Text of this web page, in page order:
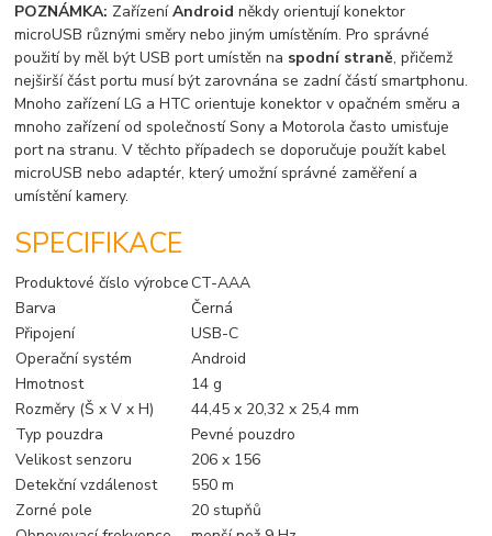
POZNÁMKA: ZařízeníAndroidněkdy orientují konektor
microUSB různými směry nebo jiným umístěním. Pro správné
použití by měl být USB port umístěn na spodní straně, přičemž
nejširší část portu musí být zarovnána se zadní částí smartphonu.
Mnoho zařízení LG a HTC orientuje konektor v opačném směru a
mnoho zařízení od společností Sony a Motorola často umisťuje
port na stranu. V těchto případech se doporučuje použít kabel
microUSB nebo adaptér, který umožní správné zaměření a
umístění kamery.
SPECIFIKACE
Produktové číslo výrobceCT-AAA
Barva
Černá
Připojení
USB-C
Operační systém
Android
Hmotnost
14 g
Rozměry (Š x V x H)
44,45 x 20,32 x 25,4 mm
Typ pouzdra
Pevné pouzdro
Velikost senzoru
206 x 156
Detekční vzdálenost
550 m
Zorné pole
20 stupňů